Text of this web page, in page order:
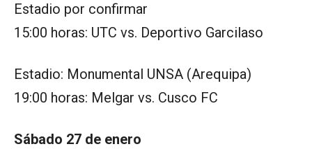
Estadio por confirmar
15:00 horas: UTC vs. Deportivo Garcilaso
Estadio: Monumental UNSA (Arequipa)
19:00 horas: Melgar vs. Cusco FC
Sábado 27 de enero